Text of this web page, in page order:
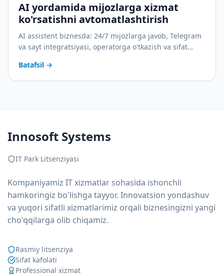
AI yordamida mijozlarga xizmat
ko'rsatishni avtomatlashtirish
AI assistent biznesda: 24/7 mijozlarga javob, Telegram
va sayt integratsiyasi, operatorga o'tkazish va sifat
Batafsil →
Innosoft Systems
IT Park Litsenziyasi
Kompaniyamiz IT xizmatlar sohasida ishonchli
hamkoringiz bo'lishga tayyor. Innovatsion yondashuv
va yuqori sifatli xizmatlarimiz orqali biznesingizni yangi
cho'qqilarga olib chiqamiz.
Rasmiy litsenziya
Sifat kafolati
Professional xizmat